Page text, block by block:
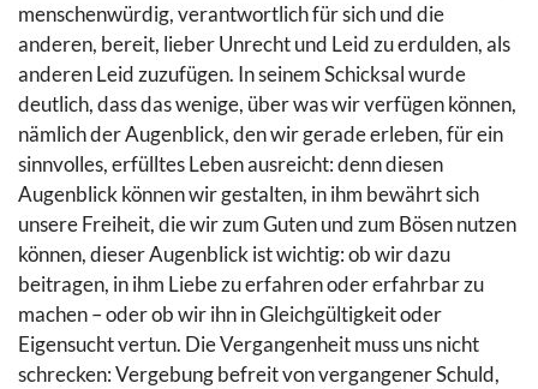
menschenwürdig, verantwortlich für sich und die
anderen, bereit, lieber Unrecht und Leid zu erdulden, als
anderen Leid zuzufügen. In seinem Schicksal wurde
deutlich, dass das wenige, über was wir verfügen können,
nämlich der Augenblick, den wir gerade erleben, für ein
sinnvolles, erfülltes Leben ausreicht: denn diesen
Augenblick können wir gestalten, in ihm bewährt sich
unsere Freiheit, die wir zum Guten und zum Bösen nutzen
können, dieser Augenblick ist wichtig: ob wir dazu
beitragen, in ihm Liebe zu erfahren oder erfahrbar zu
machen – oder ob wir ihn in Gleichgültigkeit oder
Eigensucht vertun. Die Vergangenheit muss uns nicht
schrecken: Vergebung befreit von vergangener Schuld,